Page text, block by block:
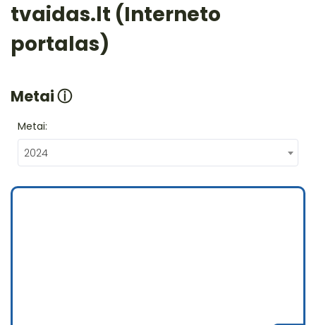
tvaidas.lt (Interneto
portalas)
Metaiⓘ
Metai:
2024